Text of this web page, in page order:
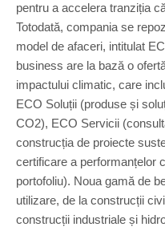
pentru a accelera tranziția
Totodată, compania se
model de afaceri, intitulat
business are la bază o
impactului climatic, care
ECO Soluții (produse și
CO2), ECO Servicii
construcția de proiecte
certificare a performanțelor
portofoliu). Noua gamă de
utilizare, de la construcții
construcții industriale și